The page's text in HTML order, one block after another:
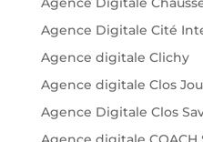
Agence Digitale Cité
Agence digitale Clichy
Agence digitale Clos
Agence Digitale Clos